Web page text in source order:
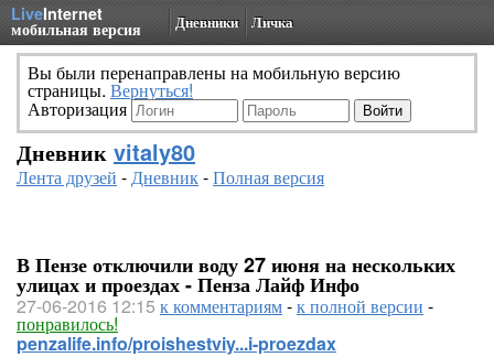
LiveInternet
мобильная версия Дневники Личка
Вы были перенаправлены на мобильную версию
страницы. Вернуться!
Авторизация
Дневник vitaly80
Лента друзей -Дневник-Полная версия
В Пензе отключили воду 27 июня на нескольких
улицах и проездах - Пенза Лайф Инфо
27-06-2016 12:15 к комментариям-к полной версии -
понравилось!
penzalife.info/proishestviy...i-proezdax